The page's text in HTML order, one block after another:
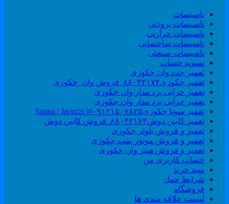
تاسیسات
تاسیسات برودتی
تاسیسات حرارتی
تاسیسات ساختمانی
تاسیسات صنعتی
تسویه حساب
تعمیر جت وان جکوزی
تعمیر جکوزی۸۸۰۴۲۱۷۴_فروش وان_جکوزی
تعمیر خرابی برد مدار وان جکوزی
تعمیر خرابی برد مدار وان جکوزی
تعمیر سونا جکوزی۰۹۱۲۱۵۰۷۸۲۵#| Sauna | Jacuzzi
تعمیر کابین دوش۸۸۰۴۲۱۷۴_فروش کابین دوش
تعمیر و فروش بلوئر جکوزی
تعمیر و فروش موتور پمپ جکوزی
تعمیر و فروش هیتر وان جکوزی
حساب کاربری من
سبد خرید
شرایط حمل
فروشگاه
لیست علاقه مندی ها